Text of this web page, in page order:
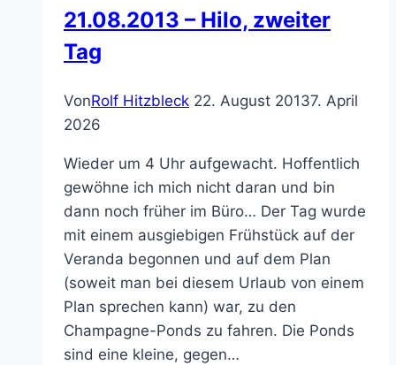
21.08.2013 – Hilo, zweiter
Tag
VonRolf Hitzbleck 22. August 20137. April
2026
Wieder um 4 Uhr aufgewacht. Hoffentlich
gewöhne ich mich nicht daran und bin
dann noch früher im Büro… Der Tag wurde
mit einem ausgiebigen Frühstück auf der
Veranda begonnen und auf dem Plan
(soweit man bei diesem Urlaub von einem
Plan sprechen kann) war, zu den
Champagne-Ponds zu fahren. Die Ponds
sind eine kleine, gegen…